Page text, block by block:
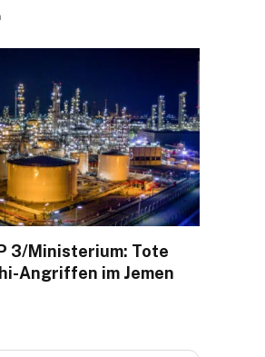
3/Ministerium: Tote
Angriffen im Jemen